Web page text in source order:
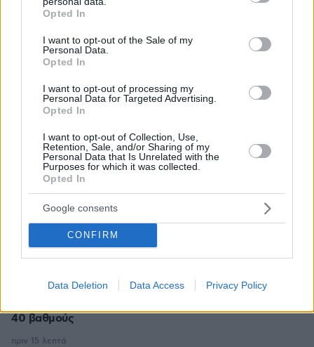
grant or deny consent to Google and its third-party tags to
use your data for below specified purposes in below Google
consent section.
Opted In
I want to opt-out of the Sale of my
Personal Data.
Opted In
I want to opt-out of processing my
Personal Data for Targeted Advertising.
Opted In
I want to opt-out of Collection, Use,
Retention, Sale, and/or Sharing of my
Personal Data that Is Unrelated with the
Purposes for which it was collected.
Opted In
Google consents
CONFIRM
Data Deletion Data Access Privacy Policy
ΡΟΗ ΕΙΔΗΣΕΩΝ
Ειδήσεις Δημοφιλή Σχολιασμένα
Η Τραμπζονσπόρ ανακοίνωσε και επίσημα τη μεταγραφή
του Σαλάχ: Θα παίρνει 17 εκατομμύρια τον χρόνο
πριν 9 λεπτά
Το «πριν και το μετά» της πρόσκρουσης του πυραύλου
της SpaceX στη Σελήνη: Τι δείχνουν φωτογραφίες
πριν 12 λεπτά
Μάχη με τις φλόγες εν μέσω καύσωνα στα Βαλκάνια:
40 βαθμούς
πριν 15 λεπτά